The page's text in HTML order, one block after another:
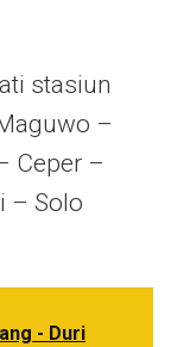
stasiun
–
Ceper –
– Solo
- Duri